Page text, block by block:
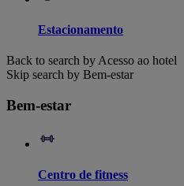
Estacionamento
Back to search by Acesso ao hotel
Skip search by Bem-estar
Bem-estar
Centro de fitness